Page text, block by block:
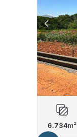
6.734m²